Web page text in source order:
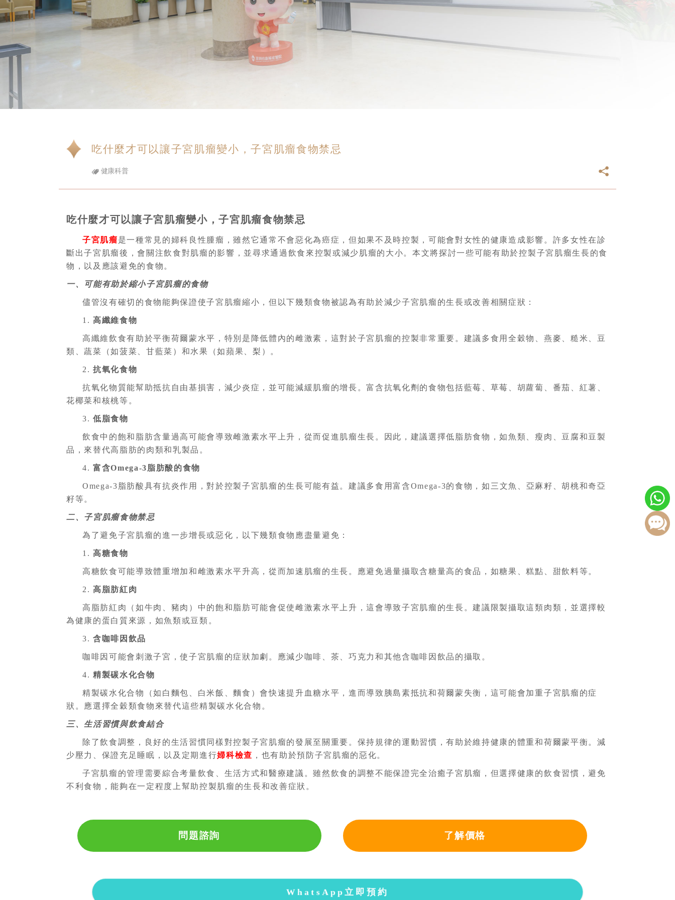
吃什麼才可以讓子宮肌瘤變小，子宮肌瘤食物禁忌
健康科普
吃什麼才可以讓子宮肌瘤變小，子宮肌瘤食物禁忌
子宮肌瘤是一種常見的婦科良性腫瘤，雖然它通常不會惡化為癌症，但如果不及時控製，可能會對女性的健康造成影響。許多女性在診
斷出子宮肌瘤後，會關注飲食對肌瘤的影響，並尋求通過飲食來控製或減少肌瘤的大小。本文將探討一些可能有助於控製子宮肌瘤生長的食
物，以及應該避免的食物。
一、可能有助於縮小子宮肌瘤的食物
儘管沒有確切的食物能夠保證使子宮肌瘤縮小，但以下幾類食物被認為有助於減少子宮肌瘤的生長或改善相關症狀：
1.高纖維食物
高纖維飲食有助於平衡荷爾蒙水平，特別是降低體內的雌激素，這對於子宮肌瘤的控製非常重要。建議多食用全穀物、燕麥、糙米、豆
類、蔬菜（如菠菜、甘藍菜）和水果（如蘋果、梨）。
2.抗氧化食物
抗氧化物質能幫助抵抗自由基損害，減少炎症，並可能減緩肌瘤的增長。富含抗氧化劑的食物包括藍莓、草莓、胡蘿蔔、番茄、紅薯、
花椰菜和核桃等。
3.低脂食物
飲食中的飽和脂肪含量過高可能會導致雌激素水平上升，從而促進肌瘤生長。因此，建議選擇低脂肪食物，如魚類、瘦肉、豆腐和豆製
品，來替代高脂肪的肉類和乳製品。
4.富含Omega-3脂肪酸的食物
Omega-3脂肪酸具有抗炎作用，對於控製子宮肌瘤的生長可能有益。建議多食用富含Omega-3的食物，如三文魚、亞麻籽、胡桃和奇亞
籽等。
二、子宮肌瘤食物禁忌
為了避免子宮肌瘤的進一步增長或惡化，以下幾類食物應盡量避免：
1.高糖食物
高糖飲食可能導致體重增加和雌激素水平升高，從而加速肌瘤的生長。應避免過量攝取含糖量高的食品，如糖果、糕點、甜飲料等。
2.高脂肪紅肉
高脂肪紅肉（如牛肉、豬肉）中的飽和脂肪可能會促使雌激素水平上升，這會導致子宮肌瘤的生長。建議限製攝取這類肉類，並選擇較
為健康的蛋白質來源，如魚類或豆類。
3.含咖啡因飲品
咖啡因可能會刺激子宮，使子宮肌瘤的症狀加劇。應減少咖啡、茶、巧克力和其他含咖啡因飲品的攝取。
4.精製碳水化合物
精製碳水化合物（如白麵包、白米飯、麵食）會快速提升血糖水平，進而導致胰島素抵抗和荷爾蒙失衡，這可能會加重子宮肌瘤的症
狀。應選擇全穀類食物來替代這些精製碳水化合物。
三、生活習慣與飲食結合
除了飲食調整，良好的生活習慣同樣對控製子宮肌瘤的發展至關重要。保持規律的運動習慣，有助於維持健康的體重和荷爾蒙平衡。減
少壓力、保證充足睡眠，以及定期進行婦科檢查 ，也有助於預防子宮肌瘤的惡化。
子宮肌瘤的管理需要綜合考量飲食、生活方式和醫療建議。雖然飲食的調整不能保證完全治癒子宮肌瘤，但選擇健康的飲食習慣，避免
不利食物，能夠在一定程度上幫助控製肌瘤的生長和改善症狀。
問題諮詢 了解價格
WhatsApp立即預約